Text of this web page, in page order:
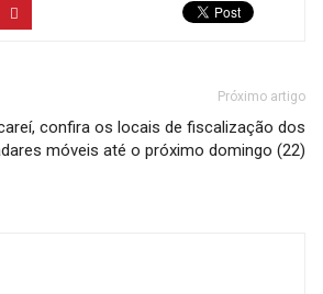
Próximo artigo
confira os locais de fiscalização dos
móveis até o próximo domingo (22)